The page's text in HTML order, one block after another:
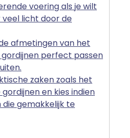
voering als je wilt
licht door de
afmetingen van het
perfect passen
zaken zoals het
en kies indien
gemakkelijk te